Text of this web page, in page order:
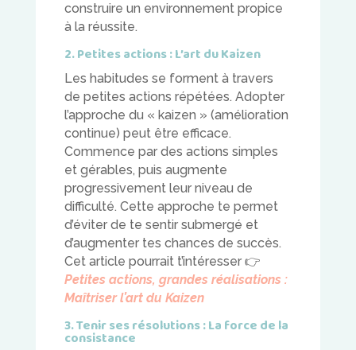
construire un environnement propice
à la réussite.
2. Petites actions : L’art du Kaizen
Les habitudes se forment à travers
de petites actions répétées. Adopter
l’approche du « kaizen » (amélioration
continue) peut être efficace.
Commence par des actions simples
et gérables, puis augmente
progressivement leur niveau de
difficulté. Cette approche te permet
d’éviter de te sentir submergé et
d’augmenter tes chances de succès.
Cet article pourrait t’intéresser 👉
Petites actions, grandes réalisations :
Maîtriser l’art du Kaizen
3. Tenir ses résolutions : La force de la
consistance